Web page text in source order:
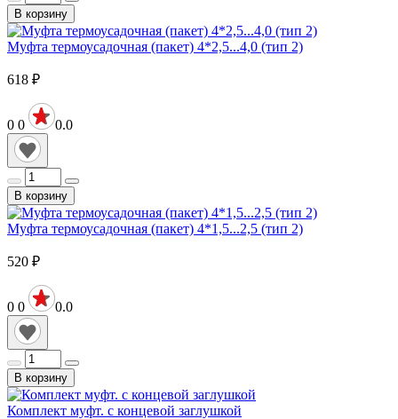
В корзину
Муфта термоусадочная (пакет) 4*2,5...4,0 (тип 2)
618 ₽
0 0 0.0
В корзину
Муфта термоусадочная (пакет) 4*1,5...2,5 (тип 2)
520 ₽
0 0 0.0
В корзину
Комплект муфт. с концевой заглушкой